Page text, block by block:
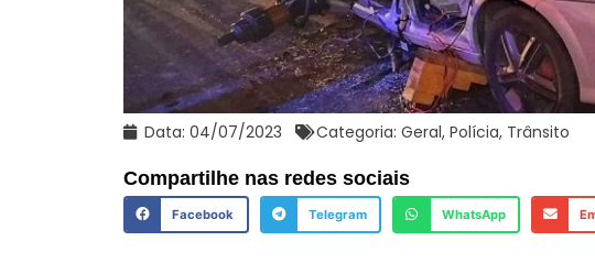
Data: 04/07/2023 Categoria: Geral, Polícia, Trânsito
Compartilhe nas redes sociais
Facebook Telegram WhatsApp